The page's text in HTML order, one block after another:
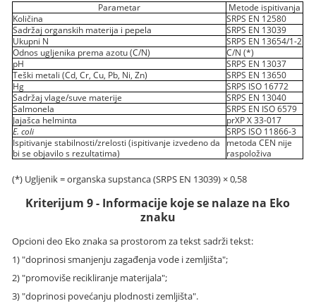
Parametar
Metode ispitivanja
Količina
SRPS EN 12580
Sadržaj organskih materija i pepela
SRPS EN 13039
Ukupni N
SRPS EN 13654/1-2
Odnos ugljenika prema azotu (C/N)
C/N (*)
pH
SRPS EN 13037
Teški metali (Cd, Cr, Cu, Pb, Ni, Zn)
SRPS EN 13650
Hg
SRPS ISO 16772
Sadržaj vlage/suve materije
SRPS EN 13040
Salmonela
SRPS EN ISO 6579
Jajašca helminta
prXP X 33-017
E. coli
SRPS ISO 11866-3
Ispitivanje stabilnosti/zrelosti (ispitivanje izvedeno da
bi se objavilo s rezultatima)
metoda CEN nije
raspoloživa
(*) Ugljenik = organska supstanca (SRPS EN 13039) × 0,58
Kriterijum 9 - Informacije koje se nalaze na Eko
znaku
Opcioni deo Eko znaka sa prostorom za tekst sadrži tekst:
1) "doprinosi smanjenju zagađenja vode i zemljišta";
2) "promoviše recikliranje materijala";
3) "doprinosi povećanju plodnosti zemljišta".